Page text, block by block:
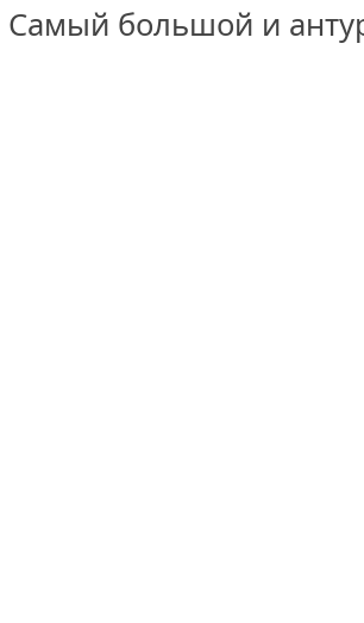
Самый большой и